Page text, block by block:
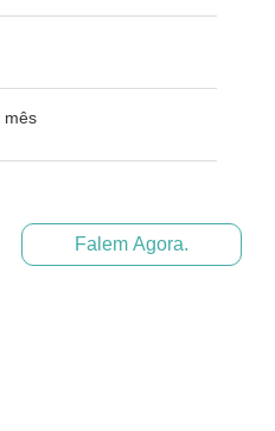
mês
Falem Agora.